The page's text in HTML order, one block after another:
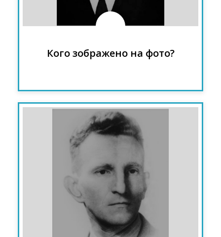
Кого зображено на фото?
(1929 р.)
Роман Шухевич - український
військово-політичний діяч, голова
УПA, голова генерального
секретаріату УГВР